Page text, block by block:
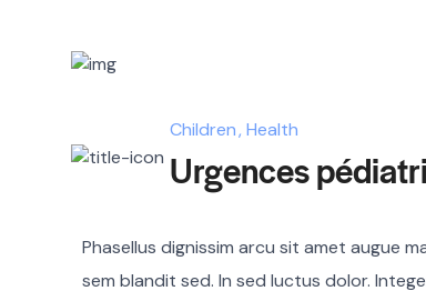
Children Health
Urgences
Phasellus dignissim arcu sit amet augue
sem blandit sed. In sed luctus dolor.